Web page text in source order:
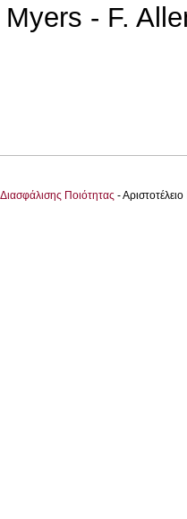
- F.
Ποιότητας -